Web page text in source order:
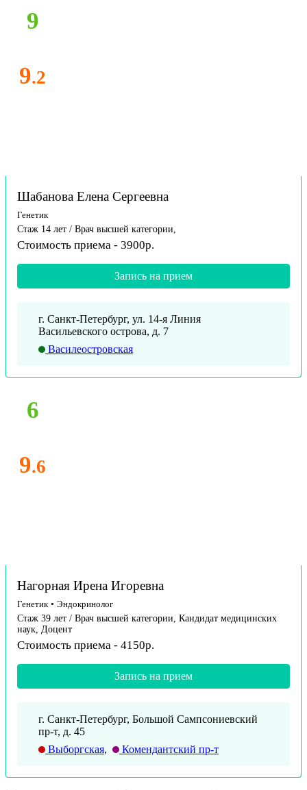
9
9.2
Шабанова Елена Сергеевна
Генетик
Стаж 14 лет / Врач высшей категории,
Стоимость приема - 3900р.
Запись на прием
г. Санкт-Петербург, ул. 14-я Линия
Васильевского острова, д. 7
Василеостровская
6
9.6
Нагорная Ирена Игоревна
Генетик • Эндокринолог
Стаж 39 лет / Врач высшей категории, Кандидат медицинских
наук, Доцент
Стоимость приема - 4150р.
Запись на прием
г. Санкт-Петербург, Большой Сампсониевский
пр-т, д. 45
Выборгская, Комендантский пр-т